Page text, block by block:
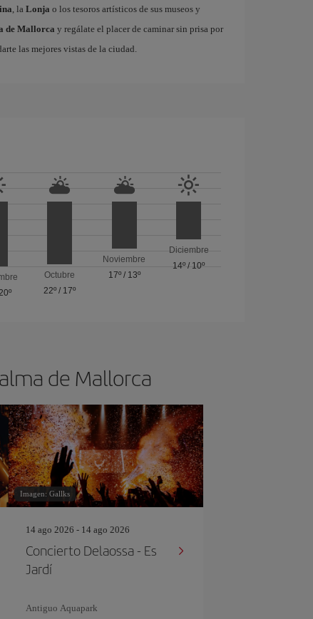
, la Lonja o los tesoros artísticos de sus museos y
de Mallorca y regálate el placer de caminar sin prisa por
las mejores vistas de la ciudad.
Octubre
22º / 17º
Noviembre
17º/ 13º
Diciembre
14º / 10º
de Mallorca
Imagen: Gallks
14 ago 2026 - 14 ago 2026
Concierto Delaossa - Es
Jardí
Antiguo Aquapark